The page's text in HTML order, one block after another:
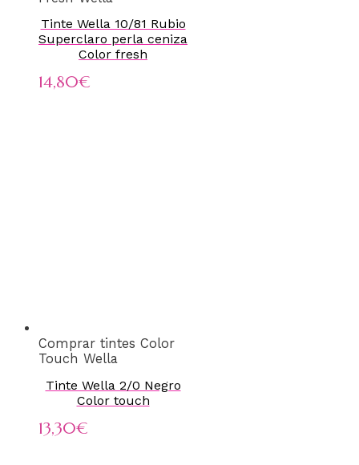
Tinte Wella 10/81 Rubio
Superclaro perla ceniza
Color fresh
14,80€
Comprar tintes Color
Touch Wella
Tinte Wella 2/0 Negro
Color touch
13,30€